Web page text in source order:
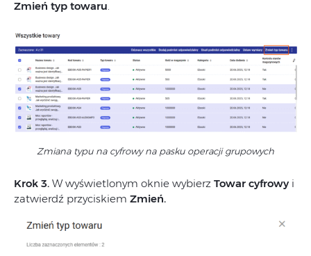
Zmień typ towaru.
Zmiana typu na cyfrowy na pasku operacji grupowych
Krok 3. W wyświetlonym oknie wybierz Towar cyfrowy i
zatwierdź przyciskiem Zmień.